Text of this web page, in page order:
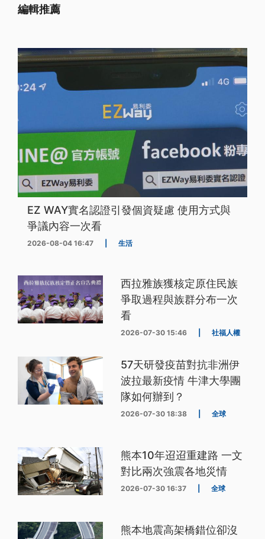
編輯推薦
EZ WAY實名認證引發個資疑慮 使用方式與
爭議內容一次看
2026-08-04 16:47 生活
西拉雅族獲核定原住民族
爭取過程與族群分布一次
看
2026-07-30 15:46 社福人權
57天研發疫苗對抗非洲伊
波拉最新疫情 牛津大學團
隊如何辦到？
2026-07-30 18:38 全球
熊本10年迢迢重建路 一文
對比兩次強震各地災情
2026-07-30 16:37 全球
熊本地震高架橋錯位卻沒